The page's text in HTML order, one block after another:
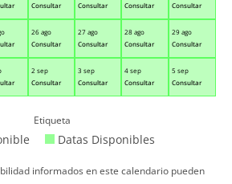
Consultar
Consultar
Consultar
Consultar
26 ago
Consultar
27 ago
Consultar
28 ago
Consultar
29 ago
Consultar
2 sep
Consultar
3 sep
Consultar
4 sep
Consultar
5 sep
Consultar
Etiqueta
Datas Disponibles
informados en este calendario pueden